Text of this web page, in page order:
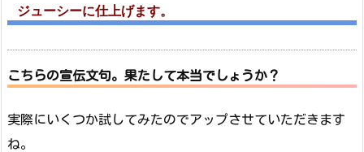
ジューシーに仕上げます。
こちらの宣伝文句。果たして本当でしょうか？
実際にいくつか試してみたのでアップさせていただきます
ね。